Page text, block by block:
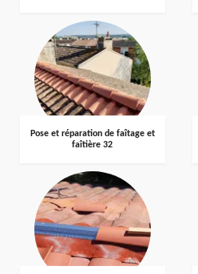
Pose et réparation de faîtage et
faîtière 32